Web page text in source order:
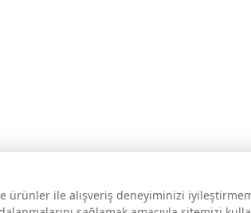
ürünler ile alışveriş deneyiminizi